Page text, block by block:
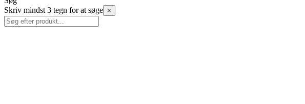
Skriv mindst 3 tegn for at søge ×